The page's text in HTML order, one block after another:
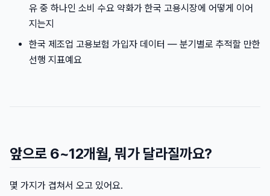
유 중 하나인 소비 수요 약화가 한국 고용시장에 어떻게 이어
지는지
한국 제조업 고용보험 가입자 데이터 — 분기별로 추적할 만한
선행 지표예요
앞으로 6~12개월, 뭐가 달라질까요?
몇 가지가 겹쳐서 오고 있어요.